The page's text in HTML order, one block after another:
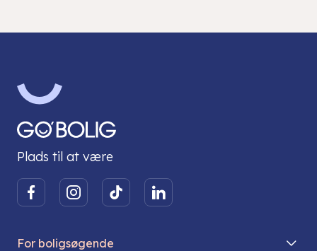
Plads til at være
For boligsøgende